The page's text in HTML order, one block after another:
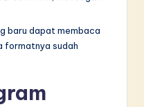
baru dapat membaca
formatnya sudah